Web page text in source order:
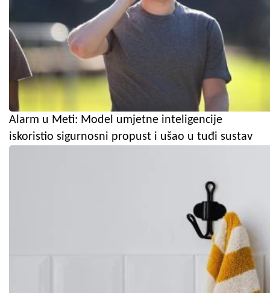
Alarm u Meti: Model umjetne inteligencije
iskoristio sigurnosni propust i ušao u tuđi sustav